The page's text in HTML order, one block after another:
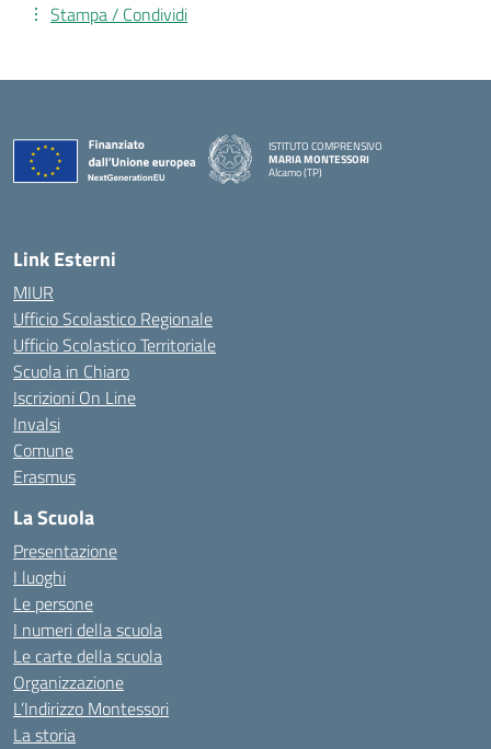
Stampa / Condividi
ISTITUTO COMPRENSIVO
MARIA MONTESSORI
Alcamo (TP)
Link Esterni
MIUR
Ufficio Scolastico Regionale
Ufficio Scolastico Territoriale
Scuola in Chiaro
Iscrizioni On Line
Invalsi
Comune
Erasmus
La Scuola
Presentazione
I luoghi
Le persone
I numeri della scuola
Le carte della scuola
Organizzazione
L’Indirizzo Montessori
La storia